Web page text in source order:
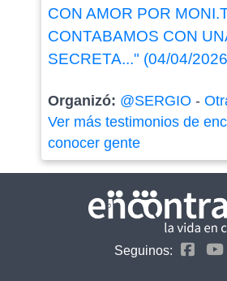
CON AMOR POR
CONTABAMOS CON
SECRETA..." (04/04/
Organizó: @SERGIO -
Ver más testimonios de
conocer gente
Seguinos: